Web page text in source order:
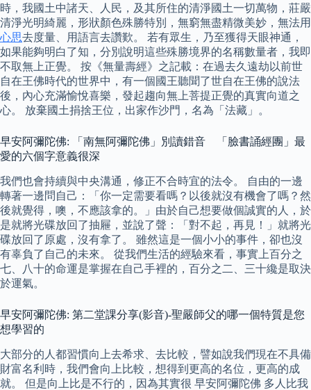
時，我國土中諸天、人民，及其所住的清淨國土一切萬物，莊嚴
清淨光明綺麗，形狀顏色殊勝特別，無窮無盡精微美妙，無法用
心思去度量、用語言去讚歎。 若有眾生，乃至獲得天眼神通，
如果能夠明白了知，分別說明這些殊勝境界的名稱數量者，我即
不取無上正覺。 按《無量壽經》之記載：在過去久遠劫以前世
自在王佛時代的世界中，有一個國王聽聞了世自在王佛的說法
後，內心充滿愉悅喜樂，發起趨向無上菩提正覺的真實向道之
心。 放棄國土捐捨王位，出家作沙門，名為「法藏」。
早安阿彌陀佛: 「南無阿彌陀佛」別讀錯音 「臉書誦經團」最
愛的六個字意義很深
我們也會持續與中央溝通，修正不合時宜的法令。 自由的一邊
轉著一邊問自己：「你一定需要看嗎？以後就沒有機會了嗎？然
後就覺得，噢，不應該拿的。」由於自己想要做個誠實的人，於
是就將光碟放回了抽屜，並說了聲：「對不起，再見！」就將光
碟放回了原處，沒有拿了。 雖然這是一個小小的事件，卻也沒
有辜負了自己的未來。 從我們生活的經驗來看，事實上百分之
七、八十的命運是掌握在自己手裡的，百分之二、三十纔是取決
於運氣。
早安阿彌陀佛: 第二堂課分享(影音)-聖嚴師父的哪一個特質是您
想學習的
大部分的人都習慣向上去希求、去比較，譬如說我們現在不具備
財富名利時，我們會向上比較，想得到更高的名位，更高的成
就。 但是向上比是不行的，因為其實很 早安阿彌陀佛 多人比我